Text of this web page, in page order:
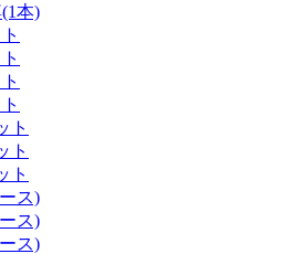
本)
ト
ト
ト
ス)
ス)
ス)